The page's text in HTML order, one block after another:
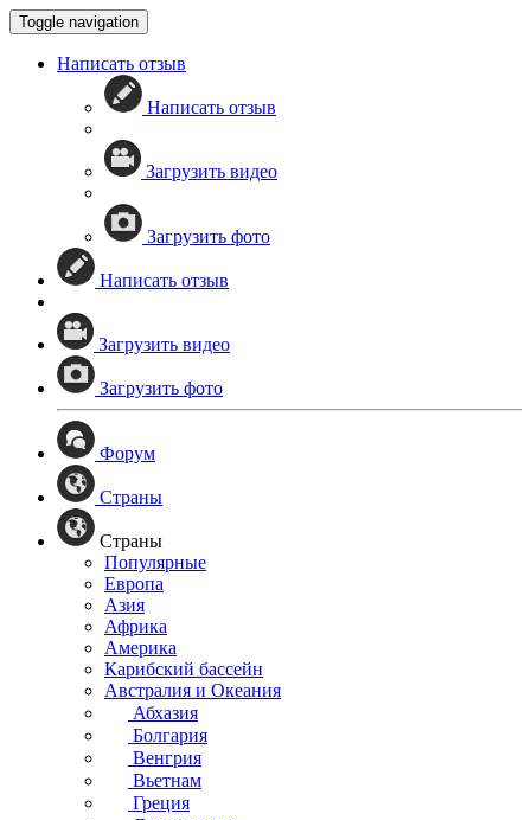
Toggle navigation
Написать отзыв
Написать отзыв
Загрузить видео
Загрузить фото
Написать отзыв
Загрузить видео
Загрузить фото
Форум
Страны
Страны
Популярные
Европа
Азия
Африка
Америка
Карибский бассейн
Австралия и Океания
Абхазия
Болгария
Венгрия
Вьетнам
Греция